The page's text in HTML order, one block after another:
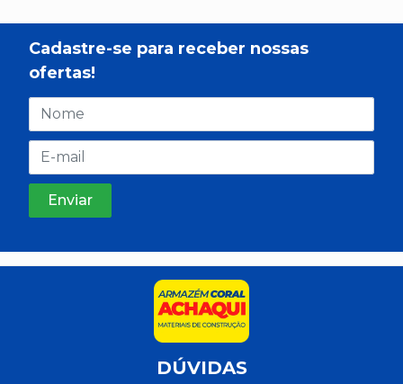
Cadastre-se para receber nossas
ofertas!
DÚVIDAS